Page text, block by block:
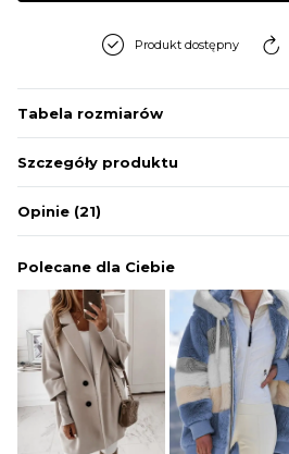
BIELIZNA
Produkt dostępny
Tabela rozmiarów
Szczegóły produktu
Opinie (21)
Polecane dla Ciebie